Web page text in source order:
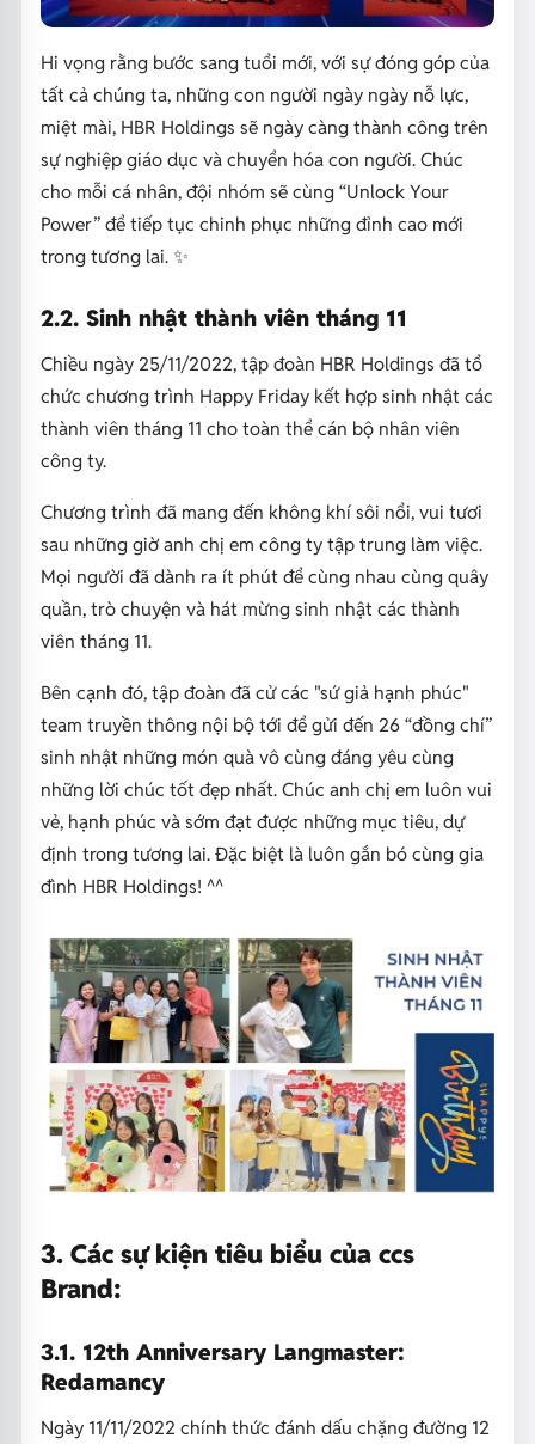
Hi vọng rằng bước sang tuổi mới, với sự đóng góp của
tất cả chúng ta, những con người ngày ngày nỗ lực,
miệt mài, HBR Holdings sẽ ngày càng thành công trên
sự nghiệp giáo dục và chuyển hóa con người. Chúc
cho mỗi cá nhân, đội nhóm sẽ cùng “Unlock Your
Power” để tiếp tục chinh phục những đỉnh cao mới
trong tương lai. ✨
2.2. Sinh nhật thành viên tháng 11
Chiều ngày 25/11/2022, tập đoàn HBR Holdings đã tổ
chức chương trình Happy Friday kết hợp sinh nhật các
thành viên tháng 11 cho toàn thể cán bộ nhân viên
công ty.
Chương trình đã mang đến không khí sôi nổi, vui tươi
sau những giờ anh chị em công ty tập trung làm việc.
Mọi người đã dành ra ít phút để cùng nhau cùng quây
quần, trò chuyện và hát mừng sinh nhật các thành
viên tháng 11.
Bên cạnh đó, tập đoàn đã cử các "sứ giả hạnh phúc"
team truyền thông nội bộ tới để gửi đến 26 “đồng chí”
sinh nhật những món quà vô cùng đáng yêu cùng
những lời chúc tốt đẹp nhất. Chúc anh chị em luôn vui
vẻ, hạnh phúc và sớm đạt được những mục tiêu, dự
định trong tương lai. Đặc biệt là luôn gắn bó cùng gia
đình HBR Holdings! ^^
3. Các sự kiện tiêu biểu của ccs
Brand:
3.1. 12th Anniversary Langmaster:
Redamancy
Ngày 11/11/2022 chính thức đánh dấu chặng đường 12